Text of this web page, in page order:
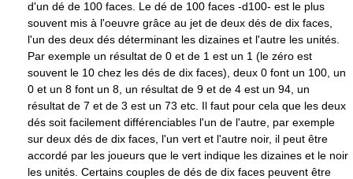
d'un dé de 100 faces. Le dé de 100 faces -d100- est le plus
souvent mis à l'oeuvre grâce au jet de deux dés de dix faces,
l'un des deux dés déterminant les dizaines et l'autre les unités.
Par exemple un résultat de 0 et de 1 est un 1 (le zéro est
souvent le 10 chez les dés de dix faces), deux 0 font un 100, un
0 et un 8 font un 8, un résultat de 9 et de 4 est un 94, un
résultat de 7 et de 3 est un 73 etc. Il faut pour cela que les deux
dés soit facilement différenciables l'un de l'autre, par exemple
sur deux dés de dix faces, l'un vert et l'autre noir, il peut être
accordé par les joueurs que le vert indique les dizaines et le noir
les unités. Certains couples de dés de dix faces peuvent être